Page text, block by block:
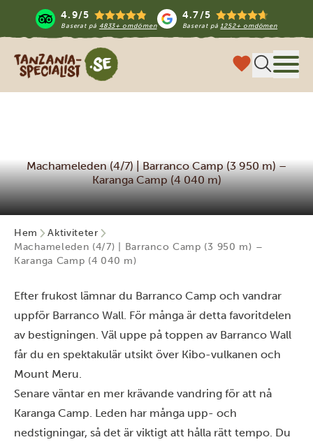
4.9/5
Baserat på 4833+ omdömen
4.7/5
Baserat på1252+ omdömen
Tanzania Specialist
Machameleden (4/7) | Barranco Camp (3 950 m) –
Karanga Camp (4 040 m)
Hem
Aktiviteter
Machameleden (4/7) | Barranco Camp (3 950 m) –
Karanga Camp (4 040 m)
Efter frukost lämnar du Barranco Camp och vandrar
uppför Barranco Wall. För många är detta favoritdelen
av bestigningen. Väl uppe på toppen av Barranco Wall
får du en spektakulär utsikt över Kibo-vulkanen och
Mount Meru.
Senare väntar en mer krävande vandring för att nå
Karanga Camp. Leden har många upp- och
nedstigningar, så det är viktigt att hålla rätt tempo. Du